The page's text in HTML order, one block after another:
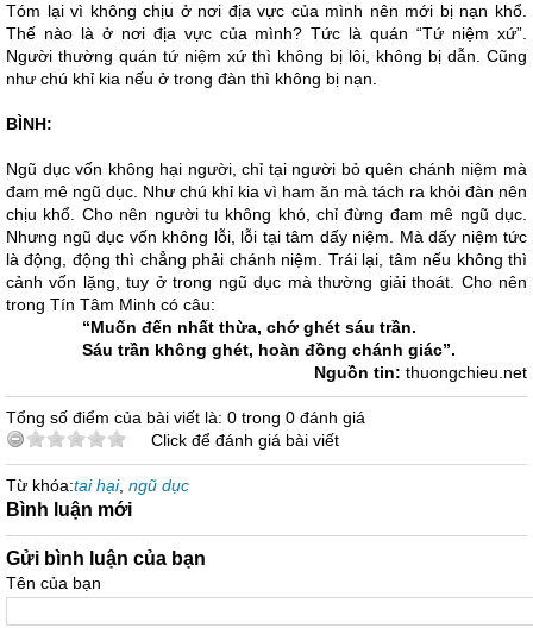
Tóm lại vì không chịu ở nơi địa vực của mình nên mới bị nạn khổ.
Thế nào là ở nơi địa vực của mình? Tức là quán “Tứ niệm xứ”.
Người thường quán tứ niệm xứ thì không bị lôi, không bị dẫn. Cũng
như chú khỉ kia nếu ở trong đàn thì không bị nạn.
BÌNH:
Ngũ dục vốn không hại người, chỉ tại người bỏ quên chánh niệm mà
đam mê ngũ dục. Như chú khỉ kia vì ham ăn mà tách ra khỏi đàn nên
chịu khổ. Cho nên người tu không khó, chỉ đừng đam mê ngũ dục.
Nhưng ngũ dục vốn không lỗi, lỗi tại tâm dấy niệm. Mà dấy niệm tức
là động, động thì chẳng phải chánh niệm. Trái lại, tâm nếu không thì
cảnh vốn lặng, tuy ở trong ngũ dục mà thường giải thoát. Cho nên
trong Tín Tâm Minh có câu:
“Muốn đến nhất thừa, chớ ghét sáu trần.
Sáu trần không ghét, hoàn đồng chánh giác”.
Nguồn tin: thuongchieu.net
Tổng số điểm của bài viết là: 0 trong 0 đánh giá
Click để đánh giá bài viết
Từ khóa:tai hại, ngũ dục
Bình luận mới
Gửi bình luận của bạn
Tên của bạn